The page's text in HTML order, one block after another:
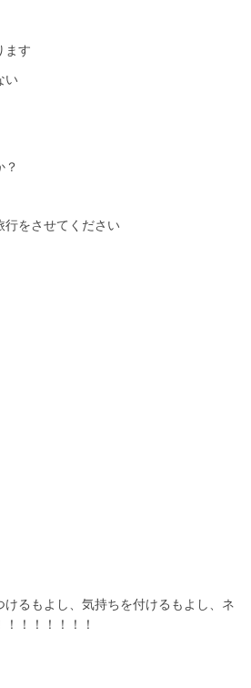
ます
い
？
行をさせてください
るもよし、気持ちを付けるもよし、ネ
！！！！！！